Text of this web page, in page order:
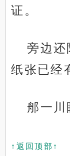
证。
旁边还
纸张已经
郍一川
↑返回顶部↑